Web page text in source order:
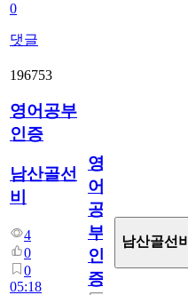
0
댓글
196753
영어공부
인증
남산골선
비
4
0
0
05:18
영
어
공
부
인
증
남산골선비